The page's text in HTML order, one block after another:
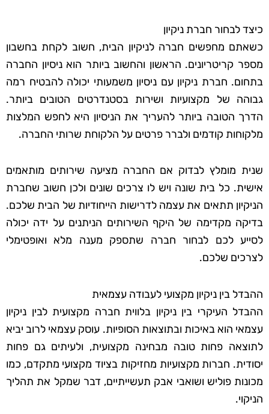
כיצד לבחור חברת ניקיון
כשאתם מחפשים חברה לניקיון הבית, חשוב לקחת בחשבון
מספר קריטריונים. הראשון והחשוב ביותר הוא ניסיון החברה
בתחום. חברת ניקיון עם ניסיון משמעותי יכולה להבטיח רמה
גבוהה של מקצועיות ושירות בסטנדרטים הטובים ביותר.
הדרך הטובה ביותר להעריך את הניסיון היא לחפש המלצות
מלקוחות קודמים ולברר פרטים על הלקוחת שרותי החברה.
שנית מומלץ לבדוק אם החברה מציעה שירותים מותאמים
אישית. כל בית שונה ויש לו צרכים שונים ולכן חשוב שחברת
הניקיון תתאים את עצמה לדרישות הייחודיות של הבית שלכם.
בדיקה מקדימה של היקף השירותים הניתנים על ידה יכולה
לסייע לכם לבחור חברה שתספק מענה מלא ואופטימלי
לצרכים שלכם.
ההבדל בין ניקיון מקצועי לעבודה עצמאית
ההבדל העיקרי בין ניקיון בלווית חברה מקצועית לבין ניקיון
עצמאי הוא באיכות ובתוצאות הסופיות. עוסק עצמאי לרוב יביא
לתוצאה פחות טובה מבחינה מקצועית, ולעיתים גם פחות
יסודית. חברות מקצועיות מחזיקות בציוד מקצועי מתקדם, כמו
מכונות פוליש ושואבי אבק תעשייתיים, דבר שמקל את תהליך
הניקוי.